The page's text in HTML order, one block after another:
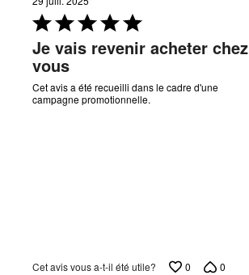
Coté
5 sur
5
Je vais revenir acheter chez
vous
Cet avis a été recueilli dans le cadre d'une
campagne promotionnelle.
Cet avis vous a-t-il été utile?
0 0